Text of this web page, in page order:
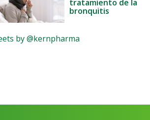
tratamiento de la
bronquitis
by @kernpharma